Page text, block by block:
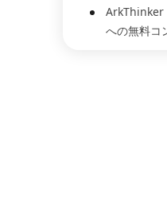
ArkThinker
への無料コ